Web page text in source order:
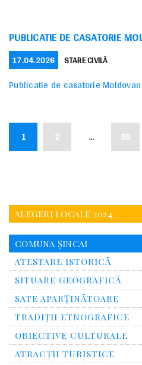
PUBLICATIE DE CASATORIE
POSTED
ON
17.04.2026 CATEGORIES
STARE CIVILĂ
Publicatie de casatorie
ARTICOLE
Page
1 Page
2 … Page
30
ALEGERI LOCALE 2024
COMUNA ȘINCAI
ATESTARE ISTORICĂ
SITUARE GEOGRAFICĂ
SATE APARȚINĂTOARE
TRADIȚII ETNOGRAFICE
OBIECTIVE CULTURALE
ATRACȚII TURISTICE